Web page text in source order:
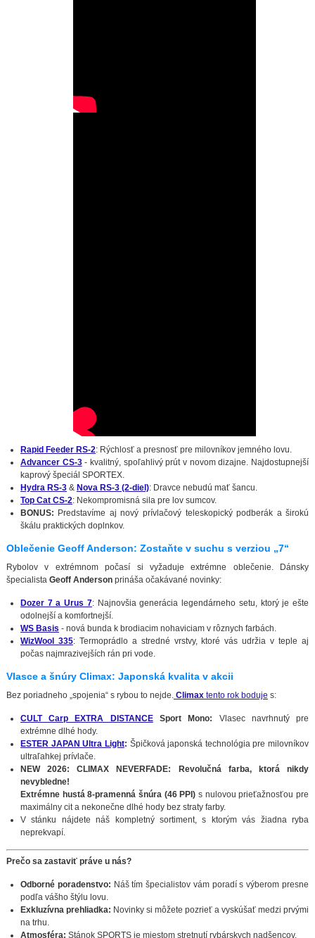
Rapid Feeder RS-2: Rýchlosť a presnosť pre milovníkov jemného lovu.
Advancer CS-3 - kvalitný, spoľahlivý prút v novom dizajne. Najdostupnejší
kaprový špeciál SPORTEX.
Hydra RS-3 & Nova RS-3 (2-diel): Dravce nebudú mať šancu.
Top Cat CS-2: Nekompromisná sila pre lov sumcov.
BONUS: Predstavíme aj nový prívlačový teleskopický podberák a širokú
škálu praktických doplnkov.
Oblečenie Geoff Anderson: Zostaňte v suchu s verziou „7“
Rybolov v extrémnom počasí si vyžaduje extrémne oblečenie. Dánsky
špecialista Geoff Andersonprináša očakávané novinky:
Dozer 7 a Urus 7: Najnovšia generácia legendárneho setu, ktorý je ešte
odolnejší a komfortnejší.
WS Basis - nová bunda k brodiacim nohaviciam v rôznych farbách.
WizWool 335: Termoprádlo a stredné vrstvy, ktoré vás udržia v teple aj
počas najmrazivejších rán pri vode.
Vlasce a šnúry Climax: Japonská kvalita v akcii
Bez poriadneho „spojenia“ s rybou to nejde. Climaxtento rok boduje s:
CULT Carp EXTRA DISTANCESport Mono: Vlasec navrhnutý pre
extrémne dlhé hody.
ESTER JAPAN Ultra Light: Špičková japonská technológia pre milovníkov
ultraľahkej prívlače.
NEW 2026: CLIMAX NEVERFADE: Revolučná farba, ktorá nikdy
nevybledne!
Extrémne hustá 8-pramenná šnúra (46 PPI)s nulovou prieťažnosťou pre
maximálny cit a nekonečne dlhé hody bez straty farby.
V stánku nájdete náš kompletný sortiment, s ktorým vás žiadna ryba
neprekvapí.
Prečo sa zastaviť práve u nás?
Odborné poradenstvo: Náš tím špecialistov vám poradí s výberom presne
podľa vášho štýlu lovu.
Exkluzívna prehliadka: Novinky si môžete pozrieť a vyskúšať medzi prvými
na trhu.
Atmosféra: Stánok SPORTS je miestom stretnutí rybárskych nadšencov.